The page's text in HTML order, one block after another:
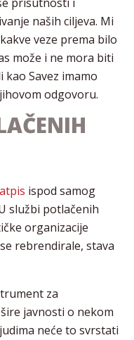
naših ciljeva. Mi
veze prema bilo
može i ne mora biti
Savez imamo
odgovoru.
ispod samog
službi potlačenih
organizacije
rebrendirale, stava
za
javnosti o nekom
neće to svrstati